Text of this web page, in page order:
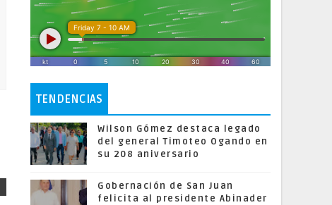
TENDENCIAS
Wilson Gómez destaca legado
del general Timoteo Ogando en
su 208 aniversario
Gobernación de San Juan
felicita al presidente Abinader